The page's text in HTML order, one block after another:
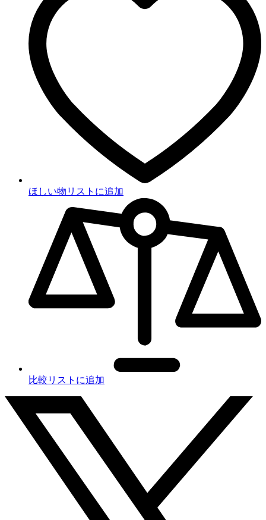
ほしい物リストに追加
比較リストに追加